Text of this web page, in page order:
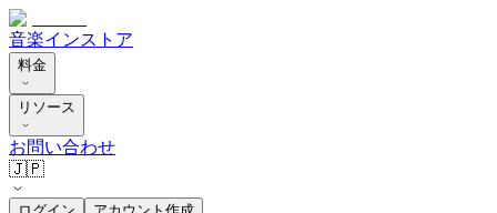
音楽インストア
料金
リソース
お問い合わせ
🇯🇵